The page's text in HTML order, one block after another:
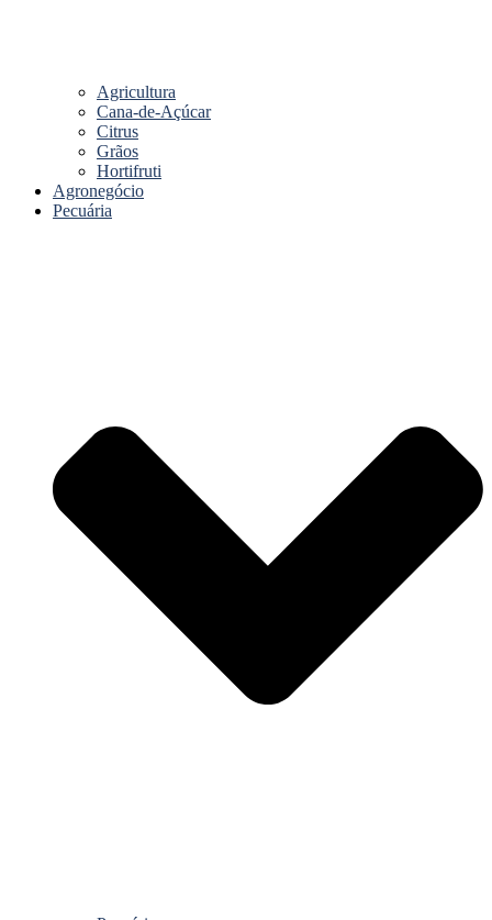
Agricultura
Cana-de-Açúcar
Citrus
Grãos
Hortifruti
Agronegócio
Pecuária